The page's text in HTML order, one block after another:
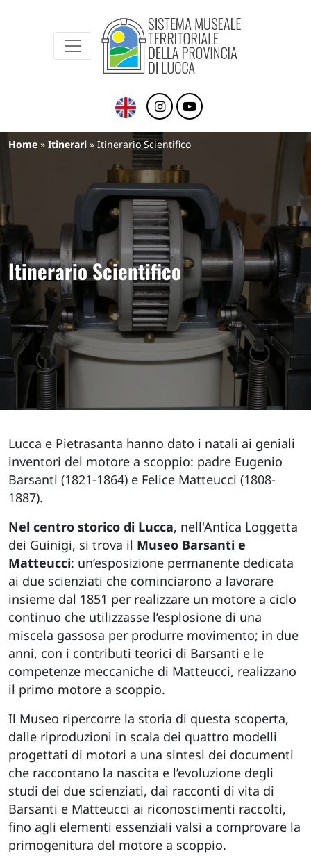
Sistema Museale Territoriale della
Briciole di pane
Home Itinerari Itinerario Scientifico
Itinerario Scientifico
Lucca e Pietrasanta hanno dato i natali ai geniali
inventori del motore a scoppio: padre Eugenio
Barsanti (1821-1864) e Felice Matteucci (1808-
1887).
Nel centro storico di Lucca, nell'Antica Loggetta
dei Guinigi, si trova il Museo Barsanti e
Matteucci: un’esposizione permanente dedicata
ai due scienziati che cominciarono a lavorare
insieme dal 1851 per realizzare un motore a ciclo
continuo che utilizzasse l’esplosione di una
miscela gassosa per produrre movimento; in due
anni, con i contributi teorici di Barsanti e le
competenze meccaniche di Matteucci, realizzano
il primo motore a scoppio.
Il Museo ripercorre la storia di questa scoperta,
dalle riproduzioni in scala dei quattro modelli
progettati di motori a una sintesi dei documenti
che raccontano la nascita e l’evoluzione degli
studi dei due scienziati, dai racconti di vita di
Barsanti e Matteucci ai riconoscimenti raccolti,
fino agli elementi essenziali valsi a comprovare la
primogenitura del motore a scoppio.